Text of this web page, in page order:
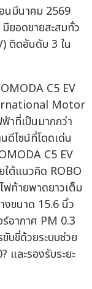
นมีนาคม 2569
ยอดขายสะสมทั่ว
ติดอันดับ 3 ใน
C5 EV
Motor
าที่เป็นมากกว่า
ดีไซน์ที่โดดเด่น
C5 EV
ใต้แนวคิด ROBO
ท้ายพาดยาวเต็ม
งขนาด 15.6 นิ้ว
ร์อากาศ PM 0.3
ขับขี่ด้วยระบบช่วย
และรองรับระยะ